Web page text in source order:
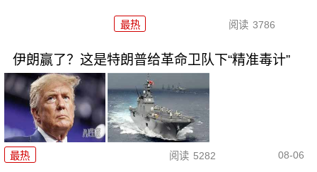
最热 阅读 3786
伊朗赢了？这是特朗普给革命卫队下“精准毒计”
最热 阅读 5282 08-06